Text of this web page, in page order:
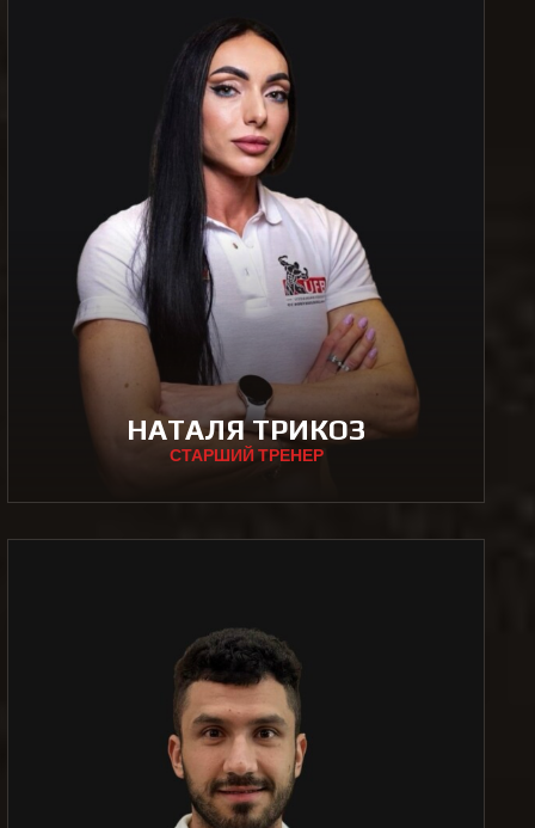
НАТАЛЯ ТРИКОЗ
СТАРШИЙ ТРЕНЕР